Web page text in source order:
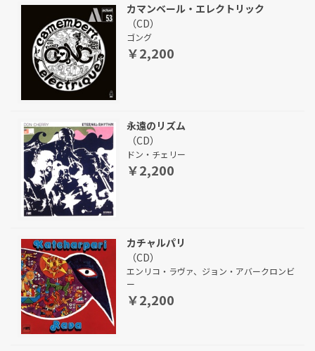
カマンベール・エレクトリック
（CD）
ゴング
￥2,200
永遠のリズム
（CD）
ドン・チェリー
￥2,200
カチャルパリ
（CD）
エンリコ・ラヴァ、ジョン・アバークロンビ
ー
￥2,200